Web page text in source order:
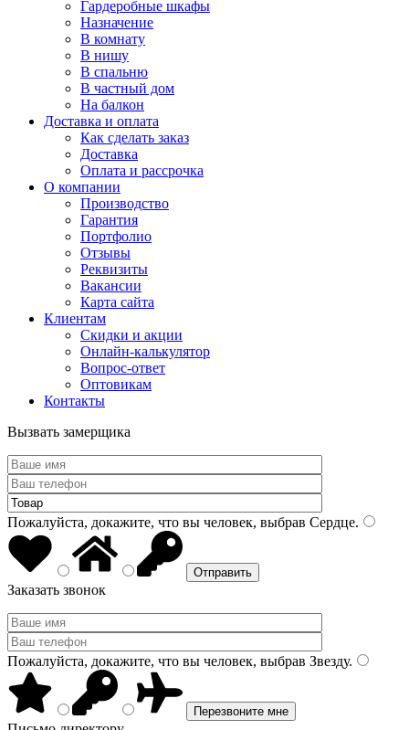
Гардеробные шкафы
Назначение
В комнату
В нишу
В спальню
В частный дом
На балкон
Доставка и оплата
Как сделать заказ
Доставка
Оплата и рассрочка
О компании
Производство
Гарантия
Портфолио
Отзывы
Реквизиты
Вакансии
Карта сайта
Клиентам
Скидки и акции
Онлайн-калькулятор
Вопрос-ответ
Оптовикам
Контакты
Вызвать замерщика
Пожалуйста, докажите, что вы человек, выбрав Сердце.
Заказать звонок
Пожалуйста, докажите, что вы человек, выбрав Звезду.